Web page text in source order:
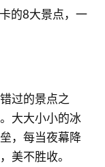
过的景点之
大大小小的冰
，每当夜幕降
美不胜收。